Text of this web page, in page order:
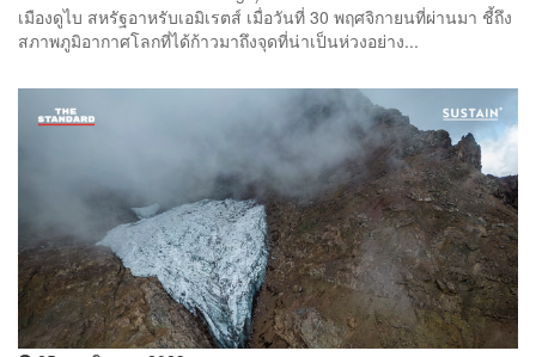
เมืองดูไบ สหรัฐอาหรับเอมิเรตส์ เมื่อวันที่ 30 พฤศจิกายนที่ผ่านมา ชี้ถึง
สภาพภูมิอากาศโลกที่ได้ก้าวมาถึงจุดที่น่าเป็นห่วงอย่าง...